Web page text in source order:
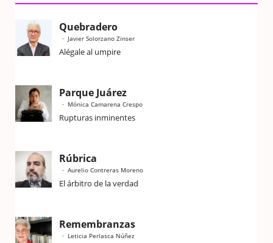
Quebradero
Javier Solorzano Zinser
Alégale al umpire
Parque Juárez
Mónica Camarena Crespo
Rupturas inminentes
Rúbrica
Aurelio Contreras Moreno
El árbitro de la verdad
Remembranzas
Leticia Perlasca Núñez